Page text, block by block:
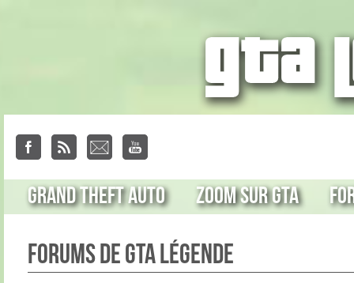
Grand Theft Auto Zoom sur GTA
Forums de GTA Légende